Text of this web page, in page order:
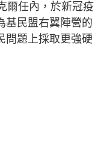
爾任內，於新冠疫
基民盟右翼陣營的
問題上採取更強硬